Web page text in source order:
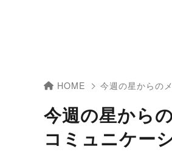
HOME 今週の星からの
今週の星から
コミュニケー